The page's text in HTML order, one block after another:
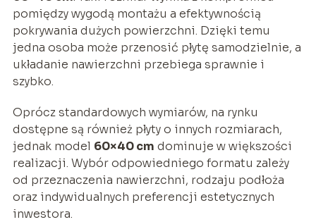
pomiędzy wygodą montażu a efektywnością
pokrywania dużych powierzchni. Dzięki temu
jedna osoba może przenosić płytę samodzielnie, a
układanie nawierzchni przebiega sprawnie i
szybko.
Oprócz standardowych wymiarów, na rynku
dostępne są również płyty o innych rozmiarach,
jednak model 60×40 cm dominuje w większości
realizacji. Wybór odpowiedniego formatu zależy
od przeznaczenia nawierzchni, rodzaju podłoża
oraz indywidualnych preferencji estetycznych
inwestora.